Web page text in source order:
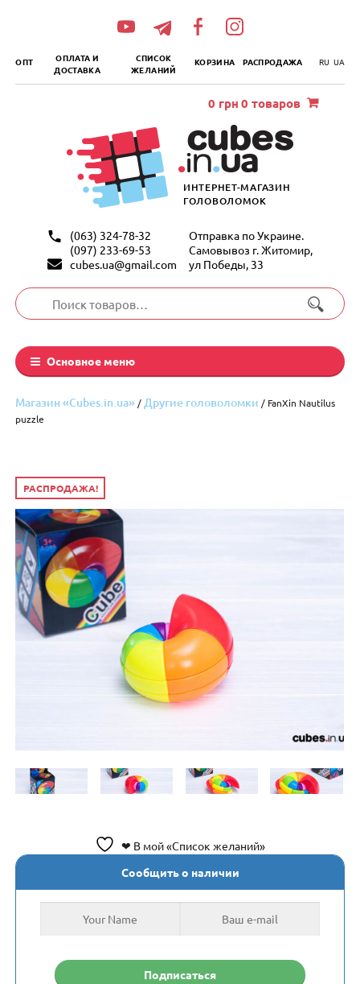
ОПТ
ОПЛАТА И
ДОСТАВКА
СПИСОК
ЖЕЛАНИЙ
КОРЗИНА РАСПРОДАЖА RU UA
ИНТЕРНЕТ-МАГАЗИН
ГОЛОВОЛОМОК
(063) 324-78-32
(097) 233-69-53
cubes.ua@gmail.com
Отправка по Украине.
Самовывоз г. Житомир,
ул Победы, 33
Искать:
Основное меню
0 грн 0 товаров
Магазин «Cubes.in.ua» / Другие головоломки / FanXin Nautilus
puzzle
РАСПРОДАЖА!
❤ В мой «Список желаний»
Сообщить о наличии